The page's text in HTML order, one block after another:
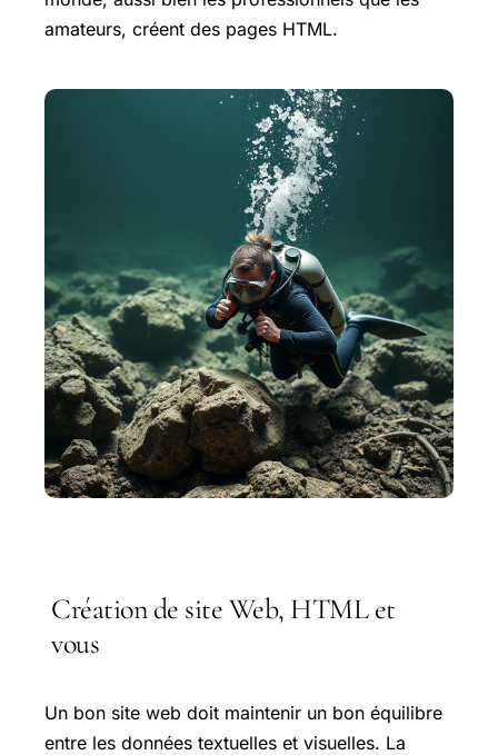
amateurs, créent des pages HTML.
Création de site Web, HTML et
vous
Un bon site web doit maintenir un bon équilibre
entre les données textuelles et visuelles. La